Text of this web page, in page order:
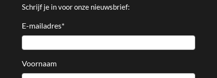
Schrijf je in voor onze nieuwsbrief:
E-mailadres*
Voornaam